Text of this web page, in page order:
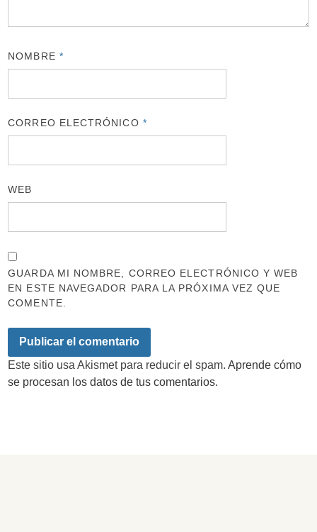
NOMBRE *
CORREO ELECTRÓNICO *
WEB
GUARDA MI NOMBRE, CORREO ELECTRÓNICO Y WEB
EN ESTE NAVEGADOR PARA LA PRÓXIMA VEZ QUE
COMENTE.
Este sitio usa Akismet para reducir el spam.Aprende cómo
se procesan los datos de tus comentarios.